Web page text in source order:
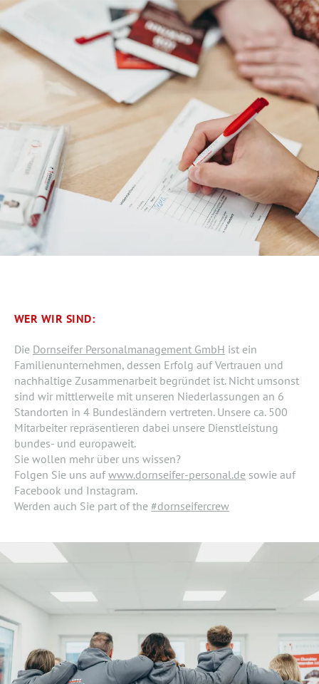
WER WIR SIND:
Die Dornseifer Personalmanagement GmbH ist ein
Familienunternehmen, dessen Erfolg auf Vertrauen und
nachhaltige Zusammenarbeit begründet ist. Nicht umsonst
sind wir mittlerweile mit unseren Niederlassungen an 6
Standorten in 4 Bundesländern vertreten. Unsere ca. 500
Mitarbeiter repräsentieren dabei unsere Dienstleistung
bundes- und europaweit.
Sie wollen mehr über uns wissen?
Folgen Sie uns aufwww.dornseifer-personal.de sowie auf
Facebook und Instagram.
Werden auch Sie part of the #dornseifercrew